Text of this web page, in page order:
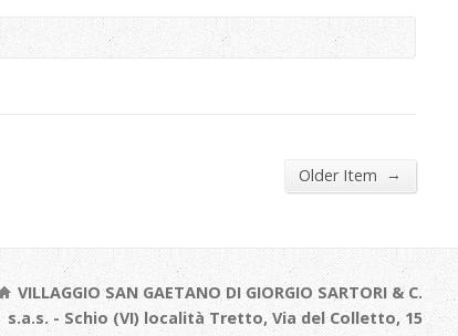
Older Item →
VILLAGGIO SAN GAETANO DI GIORGIO SARTORI & C.
s.a.s. - Schio (VI) località Tretto, Via del Colletto, 15